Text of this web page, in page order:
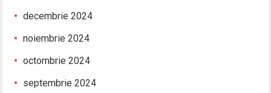
decembrie 2024
noiembrie 2024
octombrie 2024
septembrie 2024